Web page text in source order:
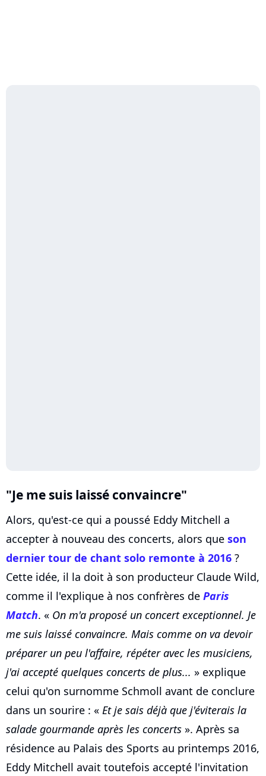
"Je me suis laissé convaincre"
Alors, qu'est-ce qui a poussé Eddy Mitchell a
accepter à nouveau des concerts, alors que son
dernier tour de chant solo remonte à 2016 ?
Cette idée, il la doit à son producteur Claude Wild,
comme il l'explique à nos confrères de Paris
Match. « On m'a proposé un concert exceptionnel. Je
me suis laissé convaincre. Mais comme on va devoir
préparer un peu l'affaire, répéter avec les musiciens,
j'ai accepté quelques concerts de plus... » explique
celui qu'on surnomme Schmoll avant de conclure
dans un sourire : « Et je sais déjà que j'éviterais la
salade gourmande après les concerts ». Après sa
résidence au Palais des Sports au printemps 2016,
Eddy Mitchell avait toutefois accepté l'invitation